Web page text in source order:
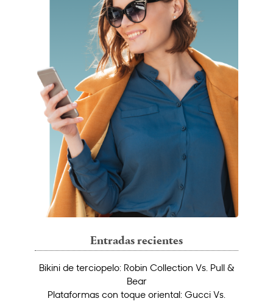
Entradas recientes
Bikini de terciopelo: Robin Collection Vs. Pull &
Bear
Plataformas con toque oriental: Gucci Vs.